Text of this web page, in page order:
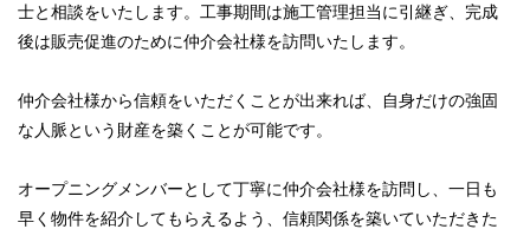
士と相談をいたします。工事期間は施工管理担当に引継ぎ、完成
後は販売促進のために仲介会社様を訪問いたします。
仲介会社様から信頼をいただくことが出来れば、自身だけの強固
な人脈という財産を築くことが可能です。
オープニングメンバーとして丁寧に仲介会社様を訪問し、一日も
早く物件を紹介してもらえるよう、信頼関係を築いていただきた